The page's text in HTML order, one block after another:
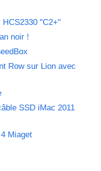
"C2+"
noir !
Row sur Lion avec
SSD iMac 2011
Miaget